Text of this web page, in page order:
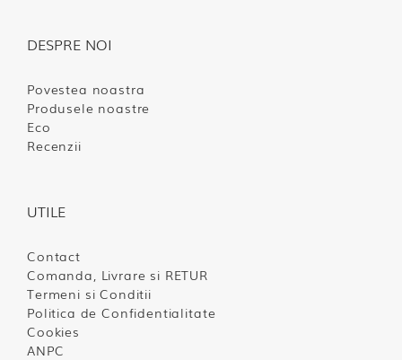
DESPRE NOI
Povestea noastra
Produsele noastre
Eco
Recenzii
UTILE
Contact
Comanda, Livrare si RETUR
Termeni si Conditii
Politica de Confidentialitate
Cookies
ANPC